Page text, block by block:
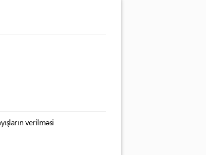
verilməsi